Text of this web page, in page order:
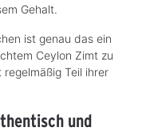
Gehalt.
ist genau das ein
Ceylon Zimt zu
Teil ihrer
und